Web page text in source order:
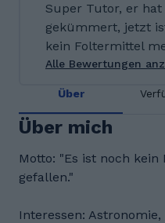
Super Tutor, er
gekümmert, jetzt
kein Foltermittel
Alle Bewertungen
Über
Über mich
Motto: "Es ist noch
gefallen."
Interessen: